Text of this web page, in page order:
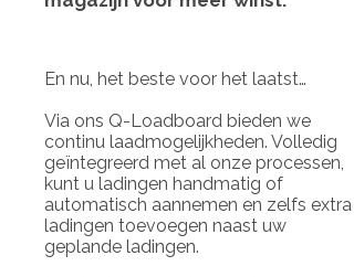
En nu, het beste voor het laatst…
Via ons Q-Loadboard bieden we
continu laadmogelijkheden. Volledig
geïntegreerd met al onze processen,
kunt u ladingen handmatig of
automatisch aannemen en zelfs extra
ladingen toevoegen naast uw
geplande ladingen.